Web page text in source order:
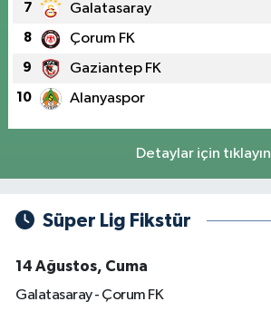
7 Galatasaray
8 Çorum FK
9 Gaziantep FK
10 Alanyaspor
Detaylar için tıklayın
Süper Lig Fikstür
14 Ağustos, Cuma
Galatasaray - Çorum FK